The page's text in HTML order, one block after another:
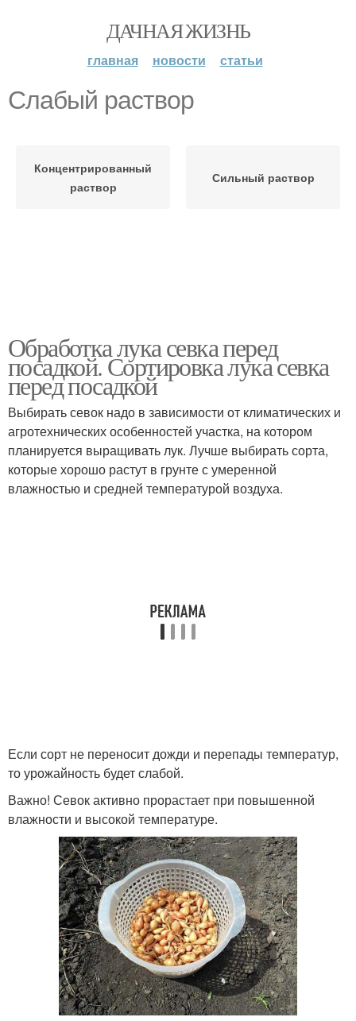
ДАЧНАЯ ЖИЗНЬ
главная новости статьи
Слабый раствор
Концентрированный
раствор
Сильный раствор
Обработка лука севка перед
посадкой. Сортировка лука севка
перед посадкой
Выбирать севок надо в зависимости от климатических и
агротехнических особенностей участка, на котором
планируется выращивать лук. Лучше выбирать сорта,
которые хорошо растут в грунте с умеренной
влажностью и средней температурой воздуха.
Если сорт не переносит дожди и перепады температур,
то урожайность будет слабой.
Важно! Севок активно прорастает при повышенной
влажности и высокой температуре.